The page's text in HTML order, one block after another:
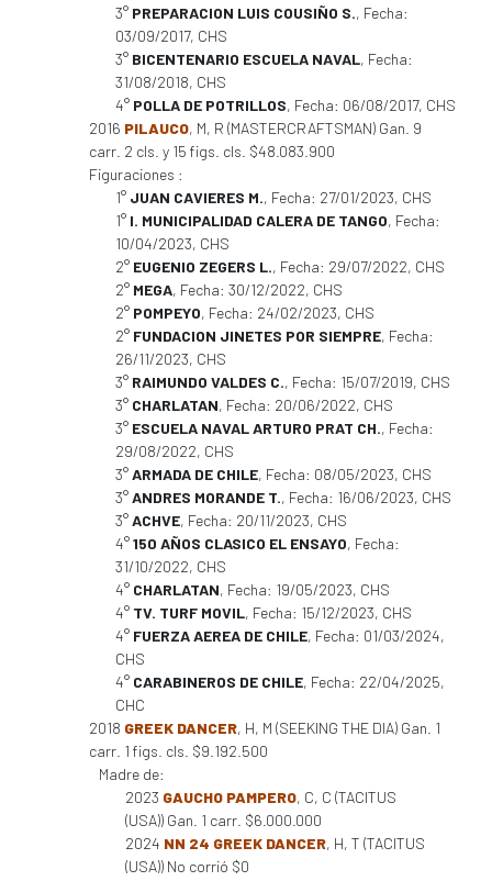
3° PREPARACION LUIS COUSIÑO S., Fecha:
03/09/2017, CHS
3° BICENTENARIO ESCUELA NAVAL, Fecha:
31/08/2018, CHS
4° POLLA DE POTRILLOS, Fecha: 06/08/2017, CHS
2016 PILAUCO, M, R (MASTERCRAFTSMAN) Gan. 9
carr. 2 cls. y 15 figs. cls. $48.083.900
Figuraciones :
1° JUAN CAVIERES M., Fecha: 27/01/2023, CHS
1° I. MUNICIPALIDAD CALERA DE TANGO, Fecha:
10/04/2023, CHS
2° EUGENIO ZEGERS L., Fecha: 29/07/2022, CHS
2° MEGA, Fecha: 30/12/2022, CHS
2° POMPEYO, Fecha: 24/02/2023, CHS
2° FUNDACION JINETES POR SIEMPRE, Fecha:
26/11/2023, CHS
3° RAIMUNDO VALDES C., Fecha: 15/07/2019, CHS
3° CHARLATAN, Fecha: 20/06/2022, CHS
3° ESCUELA NAVAL ARTURO PRAT CH., Fecha:
29/08/2022, CHS
3°ARMADA DE CHILE, Fecha: 08/05/2023, CHS
3°ANDRES MORANDE T., Fecha: 16/06/2023, CHS
3°ACHVE, Fecha: 20/11/2023, CHS
4°150 AÑOS CLASICO EL ENSAYO, Fecha:
31/10/2022, CHS
4° CHARLATAN, Fecha: 19/05/2023, CHS
4° TV. TURF MOVIL, Fecha: 15/12/2023, CHS
4° FUERZA AEREA DE CHILE, Fecha: 01/03/2024,
CHS
4° CARABINEROS DE CHILE, Fecha: 22/04/2025,
CHC
2018 GREEK DANCER, H, M (SEEKING THE DIA) Gan. 1
carr. 1 figs. cls. $9.192.500
Madre de:
2023 GAUCHO PAMPERO, C, C (TACITUS
(USA)) Gan. 1 carr. $6.000.000
2024 NN 24 GREEK DANCER, H, T (TACITUS
(USA)) No corrió $0